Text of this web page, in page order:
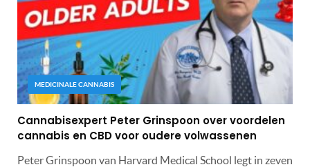
MEDICINALE CANNABIS
Cannabisexpert Peter Grinspoon over voordelen
cannabis en CBD voor oudere volwassenen
Peter Grinspoon van Harvard Medical School legt in zeven